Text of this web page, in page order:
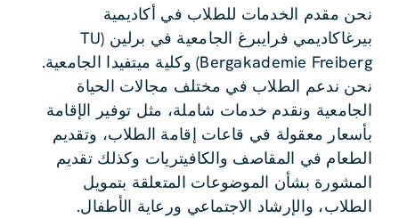
نحن مقدم الخدمات للطلاب في أكاديمية
بيرغاكاديمي فرايبرغ الجامعية في برلين (TU
Bergakademie Freiberg) وكلية ميتفيدا الجامعية.
نحن ندعم الطلاب في مختلف مجالات الحياة
الجامعية ونقدم خدمات شاملة، مثل توفير الإقامة
بأسعار معقولة في قاعات إقامة الطلاب، وتقديم
الطعام في المقاصف والكافيتريات وكذلك تقديم
المشورة بشأن الموضوعات المتعلقة بتمويل
الطلاب، والإرشاد الاجتماعي ورعاية الأطفال.